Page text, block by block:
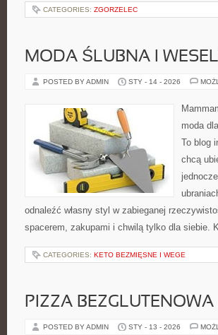
CATEGORIES: ZGORZELEC
MODA ŚLUBNA I
POSTED BY ADMIN STY - 14 - 2026
moda
To blog
chcą
odnaleźć własny styl w zabieganej
spacerem, zakupami i chwilą tylko dla siebie.
CATEGORIES: KETO BEZMIĘSNE I WEGE
PIZZA
POSTED BY ADMIN STY - 13 - 2026